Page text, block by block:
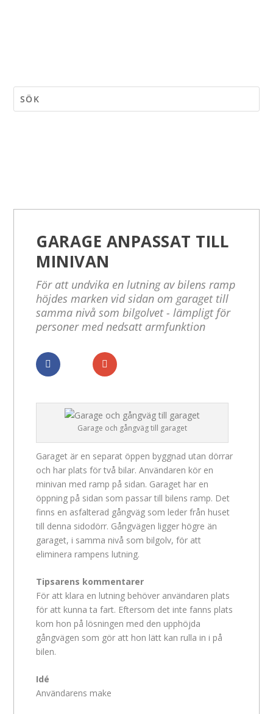
GARAGE ANPASSAT TILL
MINIVAN
För att undvika en lutning av bilens ramp
höjdes marken vid sidan om garaget till
samma nivå som bilgolvet - lämpligt för
personer med nedsatt armfunktion
Garage och gångväg till garaget
Garaget är en separat öppen byggnad utan dörrar
och har plats för två bilar. Användaren kör en
minivan med ramp på sidan. Garaget har en
öppning på sidan som passar till bilens ramp. Det
finns en asfalterad gångväg som leder från huset
till denna sidodörr. Gångvägen ligger högre än
garaget, i samma nivå som bilgolv, för att
eliminera rampens lutning.
Tipsarens kommentarer
För att klara en lutning behöver användaren plats
för att kunna ta fart. Eftersom det inte fanns plats
kom hon på lösningen med den upphöjda
gångvägen som gör att hon lätt kan rulla in i på
bilen.
Idé
Användarens make